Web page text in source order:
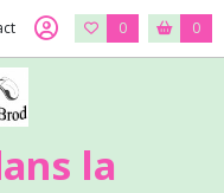
0 0
la